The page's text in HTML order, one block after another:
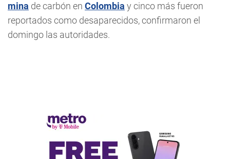
mina de carbón en Colombia y cinco más fueron
reportados como desaparecidos, confirmaron el
domingo las autoridades.